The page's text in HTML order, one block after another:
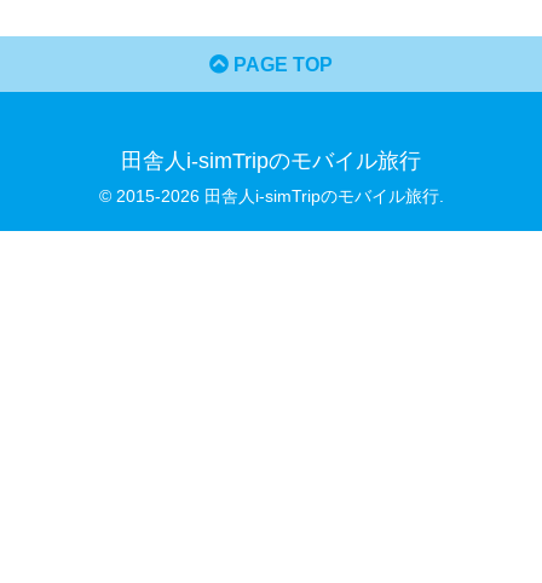
PAGE TOP
田舎人i-simTripのモバイル旅行
© 2015-2026 田舎人i-simTripのモバイル旅行.